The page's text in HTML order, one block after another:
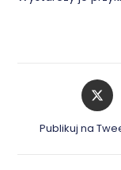
Opens
in
Publikuj na